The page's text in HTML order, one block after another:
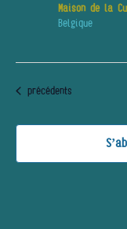
Maison de la
Belgique
Évènements
précédents